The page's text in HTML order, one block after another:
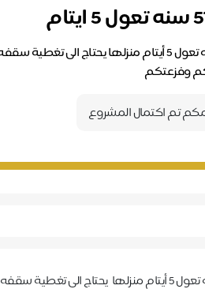
وفزعتكم
تم اكتمال المشروع